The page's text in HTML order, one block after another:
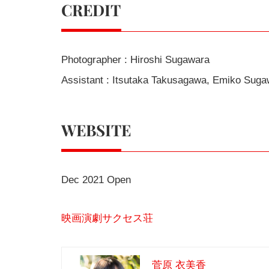
CREDIT
Photographer : Hiroshi Sugawara
Assistant : Itsutaka Takusagawa, Emiko
WEBSITE
Dec 2021 Open
映画演劇サクセス荘
菅原 衣美香